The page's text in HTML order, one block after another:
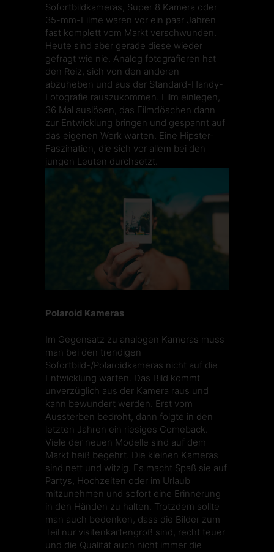
Sofortbildkameras, Super 8 Kamera oder
35-mm-Filme waren vor ein paar Jahren
fast komplett vom Markt verschwunden.
Heute sind aber gerade diese wieder
gefragt wie nie. Analog fotografieren hat
den Reiz, sich von den anderen
abzuheben und aus der Standard-Handy-
Fotografie rauszukommen. Film einlegen,
36 Mal auslösen, das Filmdöschen dann
zur Entwicklung bringen und gespannt auf
das eigenen Werk warten. Eine Hipster-
Faszination, die sich vor allem bei den
jungen Leuten durchsetzt.
Polaroid Kameras
Im Gegensatz zu analogen Kameras muss
man bei den trendigen
Sofortbild-/Polaroidkameras nicht auf die
Entwicklung warten. Das Bild kommt
unverzüglich aus der Kamera raus und
kann bewundert werden. Erst vom
Aussterben bedroht, dann folgte in den
letzten Jahren ein riesiges Comeback.
Viele der neuen Modelle sind auf dem
Markt heiß begehrt. Die kleinen Kameras
sind nett und witzig. Es macht Spaß sie auf
Partys, Hochzeiten oder im Urlaub
mitzunehmen und sofort eine Erinnerung
in den Händen zu halten. Trotzdem sollte
man auch bedenken, dass die Bilder zum
Teil nur visitenkartengroß sind, recht teuer
und die Qualität auch nicht immer die